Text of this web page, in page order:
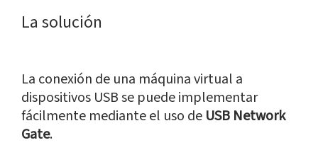
La solución
La conexión de una máquina virtual a
dispositivos USB se puede implementar
fácilmente mediante el uso de USB Network
Gate.